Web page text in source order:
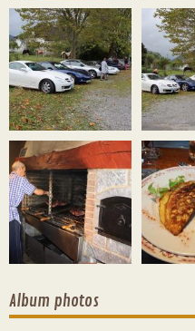
Album photos